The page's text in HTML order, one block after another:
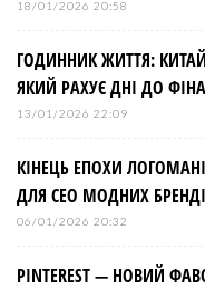
18/01/2026 20:58
ГОДИННИК ЖИТТЯ:
ЯКИЙ РАХУЄ ДНІ ДО
13/01/2026 22:09
КІНЕЦЬ ЕПОХИ
ДЛЯ СЕО МОДНИХ
06/01/2026 20:32
PINTEREST — НОВИЙ